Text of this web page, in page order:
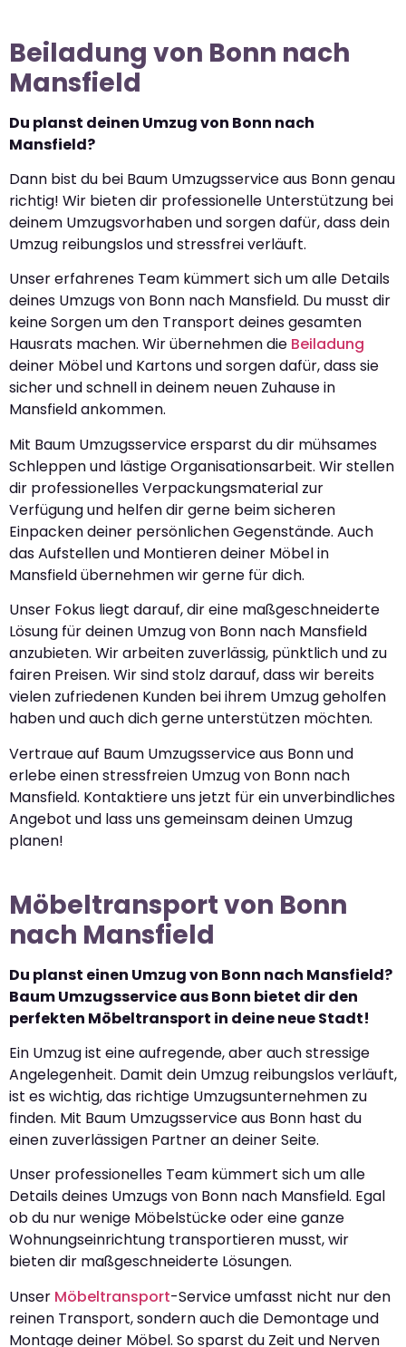
Beiladung von Bonn nach
Mansfield
Du planst deinen Umzug von Bonn nach
Mansfield?
Dann bist du bei Baum Umzugsservice aus Bonn genau
richtig! Wir bieten dir professionelle Unterstützung bei
deinem Umzugsvorhaben und sorgen dafür, dass dein
Umzug reibungslos und stressfrei verläuft.
Unser erfahrenes Team kümmert sich um alle Details
deines Umzugs von Bonn nach Mansfield. Du musst dir
keine Sorgen um den Transport deines gesamten
Hausrats machen. Wir übernehmen die Beiladung
deiner Möbel und Kartons und sorgen dafür, dass sie
sicher und schnell in deinem neuen Zuhause in
Mansfield ankommen.
Mit Baum Umzugsservice ersparst du dir mühsames
Schleppen und lästige Organisationsarbeit. Wir stellen
dir professionelles Verpackungsmaterial zur
Verfügung und helfen dir gerne beim sicheren
Einpacken deiner persönlichen Gegenstände. Auch
das Aufstellen und Montieren deiner Möbel in
Mansfield übernehmen wir gerne für dich.
Unser Fokus liegt darauf, dir eine maßgeschneiderte
Lösung für deinen Umzug von Bonn nach Mansfield
anzubieten. Wir arbeiten zuverlässig, pünktlich und zu
fairen Preisen. Wir sind stolz darauf, dass wir bereits
vielen zufriedenen Kunden bei ihrem Umzug geholfen
haben und auch dich gerne unterstützen möchten.
Vertraue auf Baum Umzugsservice aus Bonn und
erlebe einen stressfreien Umzug von Bonn nach
Mansfield. Kontaktiere uns jetzt für ein unverbindliches
Angebot und lass uns gemeinsam deinen Umzug
planen!
Möbeltransport von Bonn
nach Mansfield
Du planst einen Umzug von Bonn nach Mansfield?
Baum Umzugsservice aus Bonn bietet dir den
perfekten Möbeltransport in deine neue Stadt!
Ein Umzug ist eine aufregende, aber auch stressige
Angelegenheit. Damit dein Umzug reibungslos verläuft,
ist es wichtig, das richtige Umzugsunternehmen zu
finden. Mit Baum Umzugsservice aus Bonn hast du
einen zuverlässigen Partner an deiner Seite.
Unser professionelles Team kümmert sich um alle
Details deines Umzugs von Bonn nach Mansfield. Egal
ob du nur wenige Möbelstücke oder eine ganze
Wohnungseinrichtung transportieren musst, wir
bieten dir maßgeschneiderte Lösungen.
Unser Möbeltransport-Service umfasst nicht nur den
reinen Transport, sondern auch die Demontage und
Montage deiner Möbel. So sparst du Zeit und Nerven